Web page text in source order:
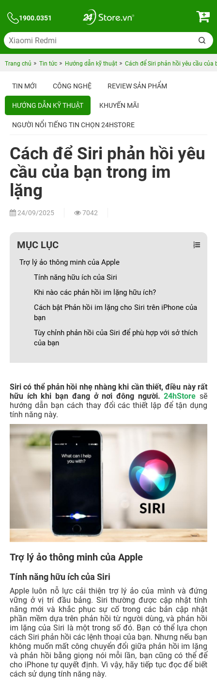
1900.0351
Trang chủ Tin tức Hướng dẫn kỹ thuật Cách để Siri phản hồi yêu cầu của
TIN MỚI CÔNG NGHỆ REVIEW SẢN PHẨM
HƯỚNG DẪN KỸ THUẬT KHUYẾN MÃI
NGƯỜI NỔI TIẾNG TIN CHỌN 24HSTORE
Cách để Siri phản hồi yêu
cầu của bạn trong im
lặng
24/09/2025 7042
MỤC LỤC
Trợ lý ảo thông minh của Apple
Tính năng hữu ích của Siri
Khi nào các phản hồi im lặng hữu ích?
Cách bật Phản hồi im lặng cho Siri trên iPhone của
bạn
Tùy chỉnh phản hồi của Siri để phù hợp với sở thích
của bạn
Siri có thể phản hồi nhẹ nhàng khi cần thiết, điều này rất
hữu ích khi bạn đang ở nơi đông người. 24hStore sẽ
hướng dẫn bạn cách thay đổi các thiết lập để tận dụng
tính năng này.
Trợ lý ảo thông minh của Apple
Tính năng hữu ích của Siri
Apple luôn nỗ lực cải thiện trợ lý ảo của mình và đứng
vững ở vị trí đầu bảng. Siri thường được cập nhật tính
năng mới và khắc phục sự cố trong các bản cập nhật
phần mềm dựa trên phản hồi từ người dùng, và phản hồi
im lặng của Siri là một trong số đó. Bạn có thể lựa chọn
cách Siri phản hồi các lệnh thoại của bạn. Nhưng nếu bạn
không muốn mất công chuyển đổi giữa phản hồi im lặng
và phản hồi bằng giọng nói mỗi lần, bạn cũng có thể để
cho iPhone tự quyết định. Vì vậy, hãy tiếp tục đọc để biết
cách sử dụng tính năng này.